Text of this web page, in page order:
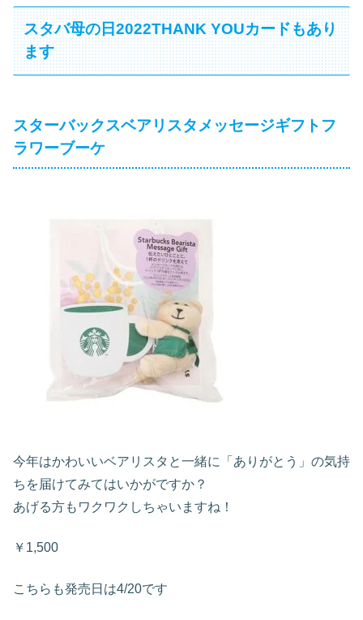
スタバ母の日2022THANK YOUカードもあり
ます
スターバックスベアリスタメッセージギフトフ
ラワーブーケ
今年はかわいいベアリスタと一緒に「ありがとう」の気持
ちを届けてみてはいかがですか？
あげる方もワクワクしちゃいますね！
￥1,500
こちらも発売日は4/20です